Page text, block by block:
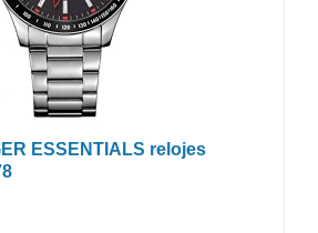
ESSENTIALS relojes